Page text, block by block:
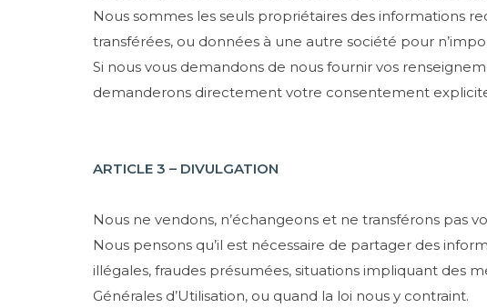
Nous sommes les seuls propriétaires des informations
transférées, ou données à une autre société pour
Si nous vous demandons de nous fournir vos
demanderons directement votre consentement
ARTICLE 3 – DIVULGATION
Nous ne vendons, n’échangeons et ne transférons pas
Nous pensons qu’il est nécessaire de partager des
illégales, fraudes présumées, situations impliquant des
Générales d’Utilisation, ou quand la loi nous y contraint.